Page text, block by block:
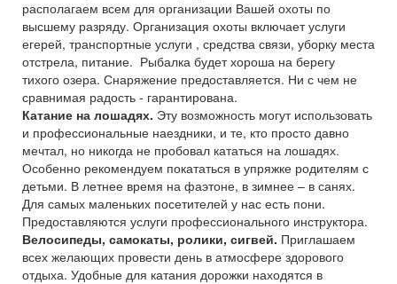
располагаем всем для организации Вашей охоты по
высшему разряду. Организация охоты включает услуги
егерей, транспортные услуги , средства связи, уборку места
отстрела, питание. Рыбалка будет хороша на берегу
тихого озера. Снаряжение предоставляется. Ни с чем не
сравнимая радость - гарантирована.
Катание на лошадях. Эту возможность могут использовать
и профессиональные наездники, и те, кто просто давно
мечтал, но никогда не пробовал кататься на лошадях.
Особенно рекомендуем покататься в упряжке родителям с
детьми. В летнее время на фаэтоне, в зимнее – в санях.
Для самых маленьких посетителей у нас есть пони.
Предоставляются услуги профессионального инструктора.
Велосипеды, самокаты, ролики, сигвей. Приглашаем
всех желающих провести день в атмосфере здорового
отдыха. Удобные для катания дорожки находятся в